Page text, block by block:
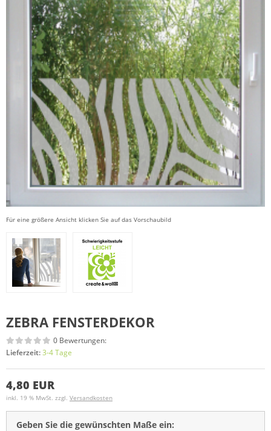
Für eine größere Ansicht klicken Sie auf das Vorschaubild
ZEBRA FENSTERDEKOR
0 Bewertungen:
Lieferzeit:3-4 Tage
4,80 EUR
inkl. 19 % MwSt. zzgl. Versandkosten
Geben Sie die gewünschten Maße ein: